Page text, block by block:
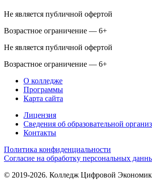
Не является публичной офертой
Возрастное ограничение — 6+
Не является публичной офертой
Возрастное ограничение — 6+
О колледже
Программы
Карта сайта
Лицензия
Сведения об образовательной
Контакты
Политика конфиденциальности
Согласие на обработку персональных
© 2019-2026. Колледж Цифровой